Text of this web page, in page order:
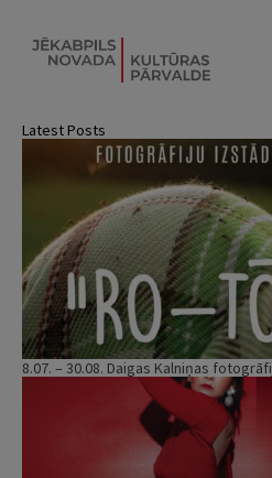
Latest Posts
8.07. – 30.08. Daigas Kalniņas